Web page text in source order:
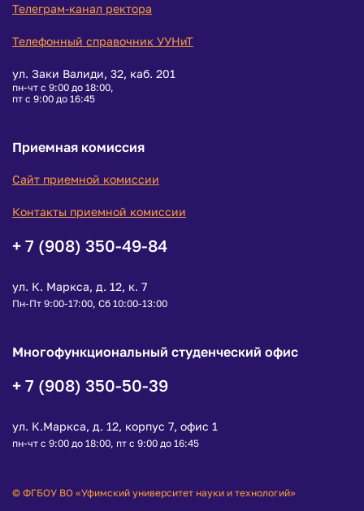
Телеграм-канал ректора
Телефонный справочник УУНиТ
ул. Заки Валиди, 32, каб. 201
пн-чт с 9:00 до 18:00,
пт с 9:00 до 16:45
Приемная комиссия
Сайт приемной комиссии
Контакты приемной комиссии
+ 7 (908) 350-49-84
ул. К. Маркса, д. 12, к. 7
Пн-Пт 9:00-17:00, Сб 10:00-13:00
Многофункциональный студенческий офис
+ 7 (908) 350-50-39
ул. К.Маркса, д. 12, корпус 7, офис 1
пн-чт с 9:00 до 18:00, пт с 9:00 до 16:45
© ФГБОУ ВО «Уфимский университет науки и технологий»